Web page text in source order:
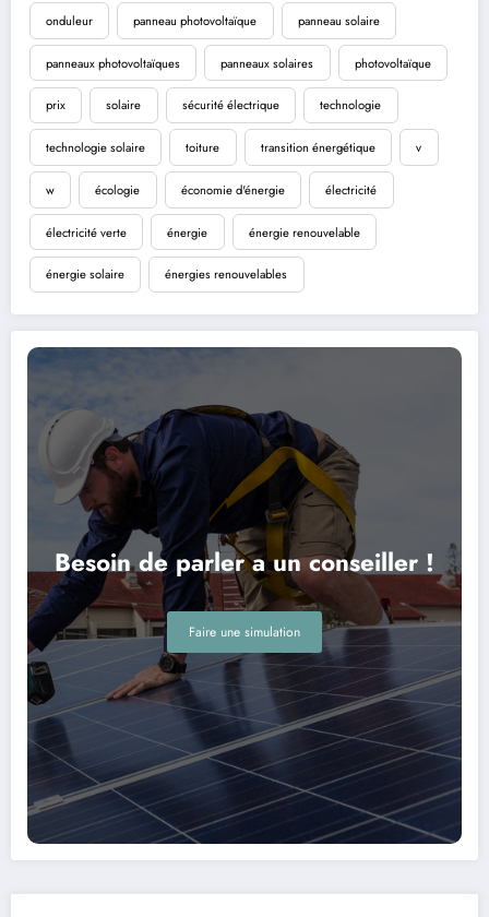
onduleur panneau photovoltaïque panneau solaire
panneaux photovoltaïques panneaux solaires photovoltaïque
prix solaire sécurité électrique technologie
technologie solaire toiture transition énergétique v
w écologie économie d'énergie électricité
électricité verte énergie énergie renouvelable
énergie solaire énergies renouvelables
Besoin de parler a un conseiller !
Faire une simulation